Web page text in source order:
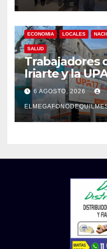
ECONOMIA LOCALES
SALUD
Trabajadores
Iriarte y la
pase a planta
mejoras
6 AGOSTO, 2026